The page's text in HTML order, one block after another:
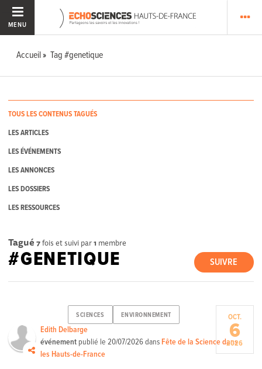
MENU
Accueil Tag #genetique
TOUS LES CONTENUS TAGUÉS
LES ARTICLES
LES ÉVÉNEMENTS
LES ANNONCES
LES DOSSIERS
LES RESSOURCES
Tagué 7fois et suivi par1 membre
SUIVRE
#GENETIQUE
SCIENCES ENVIRONNEMENT
Edith Delbarge
événement publié le20/07/2026dans Fête de la Science dans
les Hauts-de-France
OCT.
6
2026